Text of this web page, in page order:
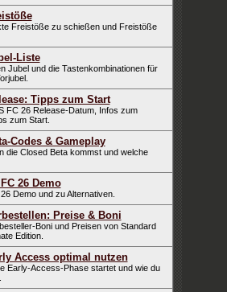
Freistöße zu schießen und Freistöße
Liste
Jubel und die Tastenkombinationen für
Tipps zum Start
FC 26 Release-Datum, Infos zum
zum Start.
Codes & Gameplay
die Closed Beta kommst und welche
26 Demo
Demo und zu Alternativen.
Preise & Boni
Boni und Preisen von Standard
Edition.
Access optimal nutzen
Early-Access-Phase startet und wie du